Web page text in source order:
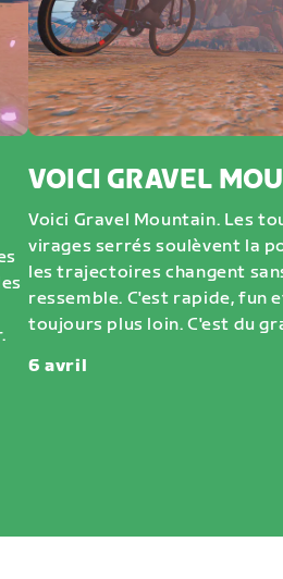
VOICI GRAVEL
Voici Gravel Mountain. Les
virages serrés soulèvent la
les trajectoires changent
ressemble. C'est rapide, fun
toujours plus loin. C'est du
6 avril